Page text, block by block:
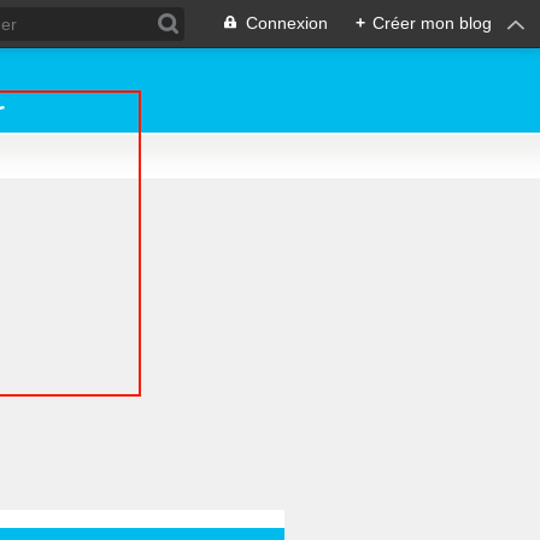
Connexion + Créer mon blog